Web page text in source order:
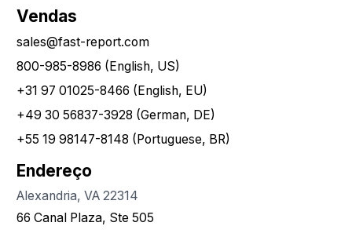
Vendas
sales@fast-report.com
800-985-8986 (English, US)
+31 97 01025-8466 (English, EU)
+49 30 56837-3928 (German, DE)
+55 19 98147-8148 (Portuguese, BR)
Endereço
Alexandria, VA 22314
66 Canal Plaza, Ste 505